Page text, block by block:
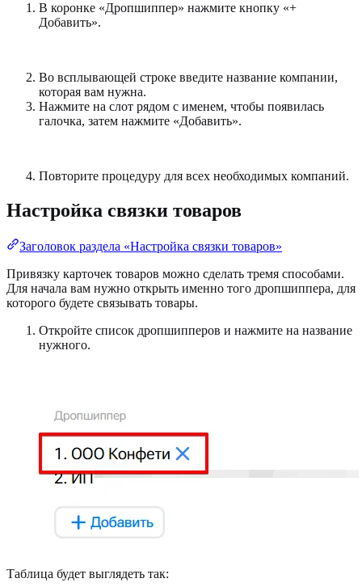
В коронке «Дропшиппер» нажмите кнопку «+
Добавить».
Во всплывающей строке введите название компании,
которая вам нужна.
Нажмите на слот рядом с именем, чтобы появилась
галочка, затем нажмите «Добавить».
Повторите процедуру для всех необходимых компаний.
Настройка связки товаров
Заголовок раздела «Настройка связки товаров»
Привязку карточек товаров можно сделать тремя способами.
Для начала вам нужно открыть именно того дропшиппера, для
которого будете связывать товары.
Откройте список дропшипперов и нажмите на название
нужного.
Таблица будет выглядеть так: